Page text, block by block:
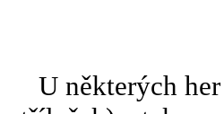
U některých her